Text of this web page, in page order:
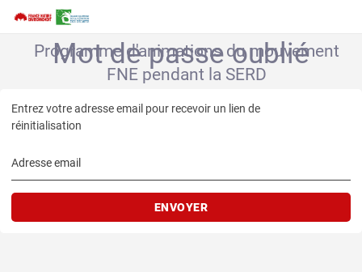
Programme d'animations du mouvement
FNE pendant la SERD
Mot de passe oublié
Entrez votre adresse email pour recevoir un lien de
réinitialisation
Adresse email
ENVOYER